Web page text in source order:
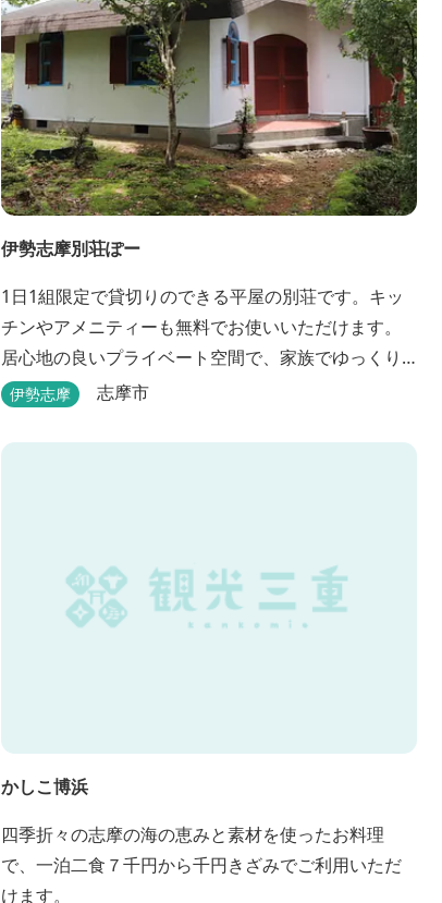
伊勢志摩別荘ぽー
1日1組限定で貸切りのできる平屋の別荘です。キッ
チンやアメニティーも無料でお使いいただけます。
居心地の良いプライベート空間で、家族でゆっくり
と過ごすことができます。
伊勢志摩 志摩市
かしこ博浜
四季折々の志摩の海の恵みと素材を使ったお料理
で、一泊二食７千円から千円きざみでご利用いただ
けます。